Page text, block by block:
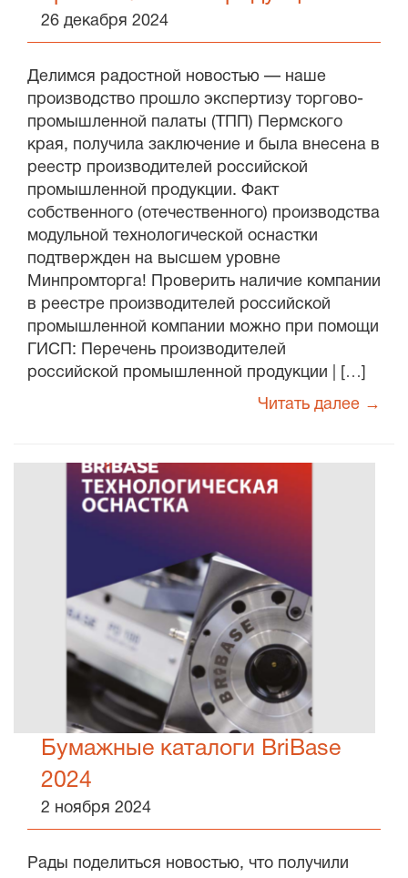
26 декабря 2024
Делимся радостной новостью — наше
производство прошло экспертизу торгово-
промышленной палаты (ТПП) Пермского
края, получила заключение и была внесена в
реестр производителей российской
промышленной продукции. Факт
собственного (отечественного) производства
модульной технологической оснастки
подтвержден на высшем уровне
Минпромторга! Проверить наличие компании
в реестре производителей российской
промышленной компании можно при помощи
ГИСП: Перечень производителей
российской промышленной продукции | […]
Читать далее →
Бумажные каталоги BriBase
2024
2 ноября 2024
Рады поделиться новостью, что получили